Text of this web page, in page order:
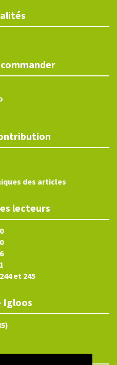
des articles
lecteurs
et 245
Igloos